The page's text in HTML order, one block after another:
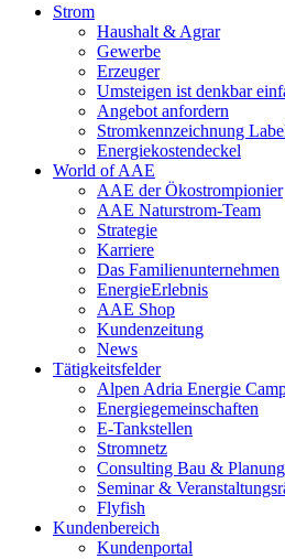
Strom
Haushalt & Agrar
Gewerbe
Erzeuger
Umsteigen ist denkbar
Angebot anfordern
Stromkennzeichnung
Energiekostendeckel
World of AAE
AAE der Ökostrompionier
AAE Naturstrom-Team
Strategie
Karriere
Das Familienunternehmen
EnergieErlebnis
AAE Shop
Kundenzeitung
News
Tätigkeitsfelder
Alpen Adria Energie
Energiegemeinschaften
E-Tankstellen
Stromnetz
Consulting Bau & Planung
Seminar &
Flyfish
Kundenbereich
Kundenportal